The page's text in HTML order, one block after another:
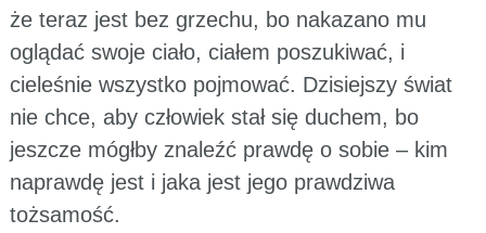
że teraz jest bez grzechu, bo nakazano mu
oglądać swoje ciało, ciałem poszukiwać, i
cieleśnie wszystko pojmować. Dzisiejszy świat
nie chce, aby człowiek stał się duchem, bo
jeszcze mógłby znaleźć prawdę o sobie – kim
naprawdę jest i jaka jest jego prawdziwa
tożsamość.